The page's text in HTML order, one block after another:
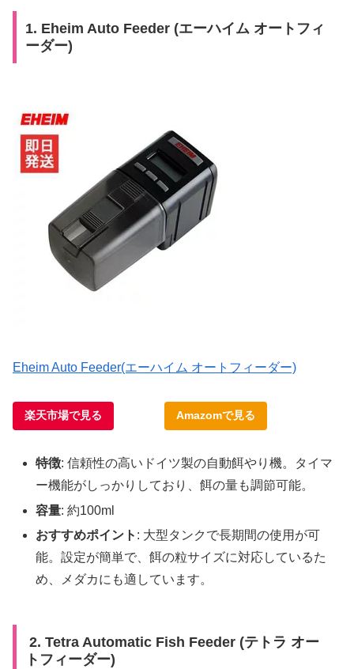
1. Eheim Auto Feeder (エーハイム オートフィ
ーダー)
Eheim Auto Feeder(エーハイム オートフィーダー)
楽天市場で見る Amazomで見る
特徴: 信頼性の高いドイツ製の自動餌やり機。タイマ
ー機能がしっかりしており、餌の量も調節可能。
容量: 約100ml
おすすめポイント : 大型タンクで長期間の使用が可
能。設定が簡単で、餌の粒サイズに対応しているた
め、メダカにも適しています。
2. Tetra Automatic Fish Feeder (テトラ オー
トフィーダー)